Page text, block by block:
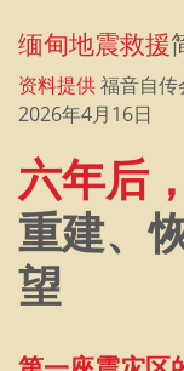
缅甸地震救援
资料提供福音自传
2026年4月16日
六年后
重建、
望